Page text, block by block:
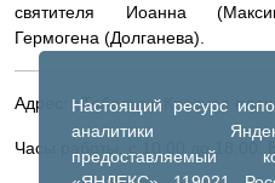
Настоящий ресурс
аналитики
предоставляемый
святителя Иоанна
Гермогена (Долганева).
Адрес: г.Тобольск, Красная
Часы работы: с 10:00 до 18:00.